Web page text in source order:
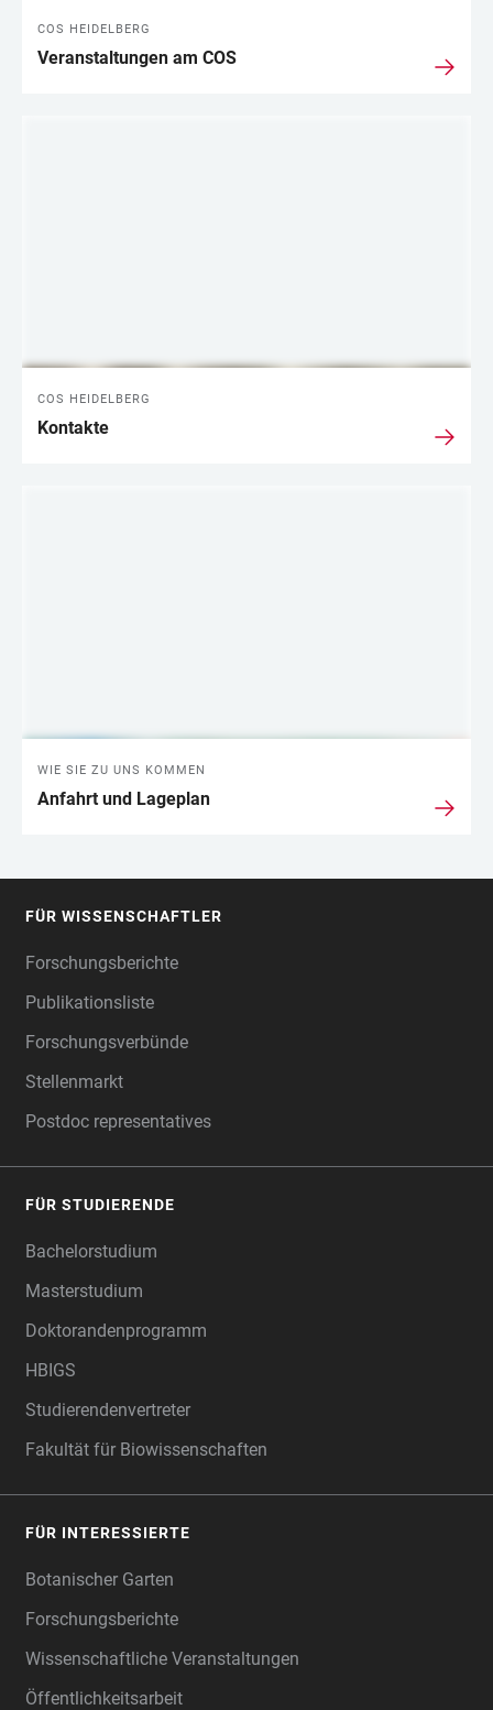
COS HEIDELBERG
Veranstaltungen am COS
COS HEIDELBERG
Kontakte
WIE SIE ZU UNS KOMMEN
Anfahrt und Lageplan
FÜR WISSENSCHAFTLER
Forschungsberichte
Publikationsliste
Forschungsverbünde
Stellenmarkt
Postdoc representatives
FÜR STUDIERENDE
Bachelorstudium
Masterstudium
Doktorandenprogramm
HBIGS
Studierendenvertreter
Fakultät für Biowissenschaften
FÜR INTERESSIERTE
Botanischer Garten
Forschungsberichte
Wissenschaftliche Veranstaltungen
Öffentlichkeitsarbeit